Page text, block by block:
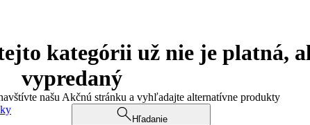
kategórii už nie je platná,
vypredaný
našu Akčnú stránku a vyhľadajte alternatívne produkty
Hľadanie